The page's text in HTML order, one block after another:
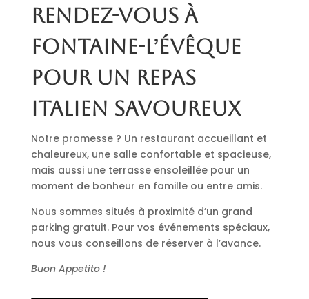
Rendez-vous à
Fontaine-l’Évêque
pour un repas
italien savoureux
Notre promesse ? Un restaurant accueillant et
chaleureux, une salle confortable et spacieuse,
mais aussi une terrasse ensoleillée pour un
moment de bonheur en famille ou entre amis.
Nous sommes situés à proximité d’un grand
parking gratuit. Pour vos événements spéciaux,
nous vous conseillons de réserver à l’avance.
Buon Appetito !